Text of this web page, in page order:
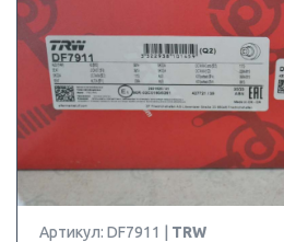
Артикул: DF7911 | TRW